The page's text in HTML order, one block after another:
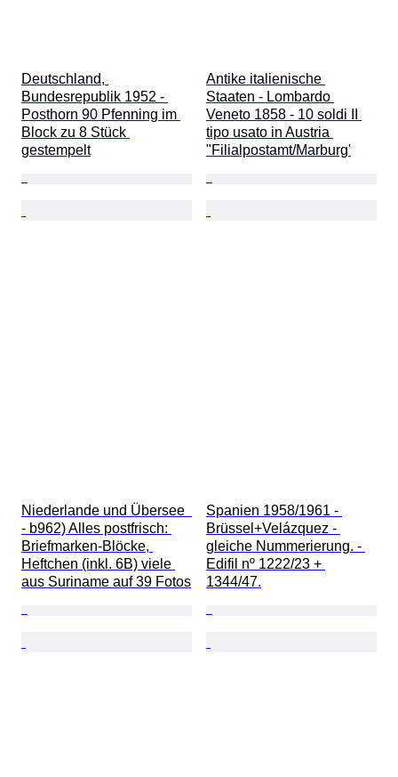
Deutschland,
Bundesrepublik 1952 -
Posthorn 90 Pfenning im
Block zu 8 Stück
gestempelt
Antike italienische
Staaten - Lombardo
Veneto 1858 - 10 soldi II
tipo usato in Austria
"Filialpostamt/Marburg'
Niederlande und Übersee
- b962) Alles postfrisch:
Briefmarken‑Blöcke,
Heftchen (inkl. 6B) viele
aus Suriname auf 39 Fotos
Spanien 1958/1961 -
Brüssel+Velázquez -
gleiche Nummerierung. -
Edifil nº 1222/23 +
1344/47.